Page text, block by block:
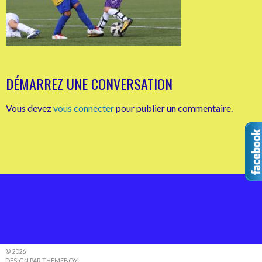
DÉMARREZ UNE CONVERSATION
Vous devezvous connecterpour publier un commentaire.
© 2026
DESIGN PAR THEMEBOY